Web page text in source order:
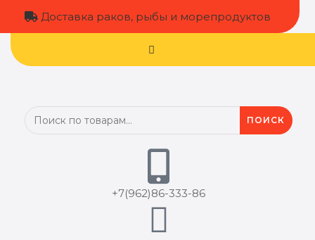
Доставка раков, рыбы и морепродуктов
ПОИСК
+7(962)86-333‬-86